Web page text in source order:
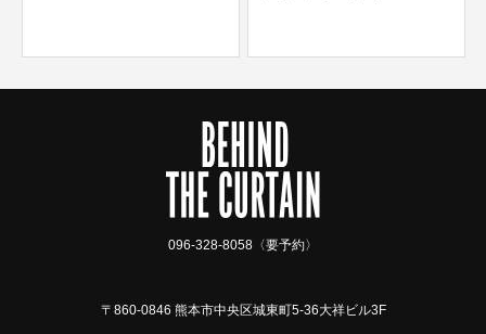
096-328-8058〈要予約〉
〒860-0846 熊本市中央区城東町5-36大祥ビル3F